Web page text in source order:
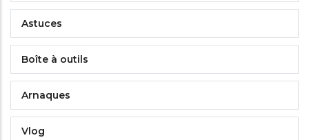
Astuces
Boîte à outils
Arnaques
Vlog